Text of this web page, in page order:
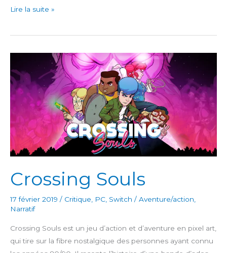
Horizon
Turbo
Lire la suite »
Crossing Souls
17 février 2019 / Critique PC Switch / Aventure/action
Narratif
Crossing Souls est un jeu d’action et d’aventure en pixel art,
qui tire sur la fibre nostalgique des personnes ayant connu